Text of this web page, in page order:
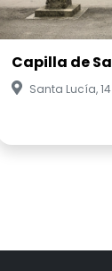
Capilla de
Santa Lucía, 14